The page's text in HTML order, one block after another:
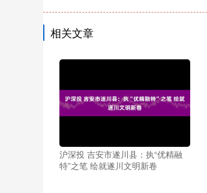
相关文章
沪深投 吉安市遂川县：执“优精融
特”之笔 绘就遂川文明新卷